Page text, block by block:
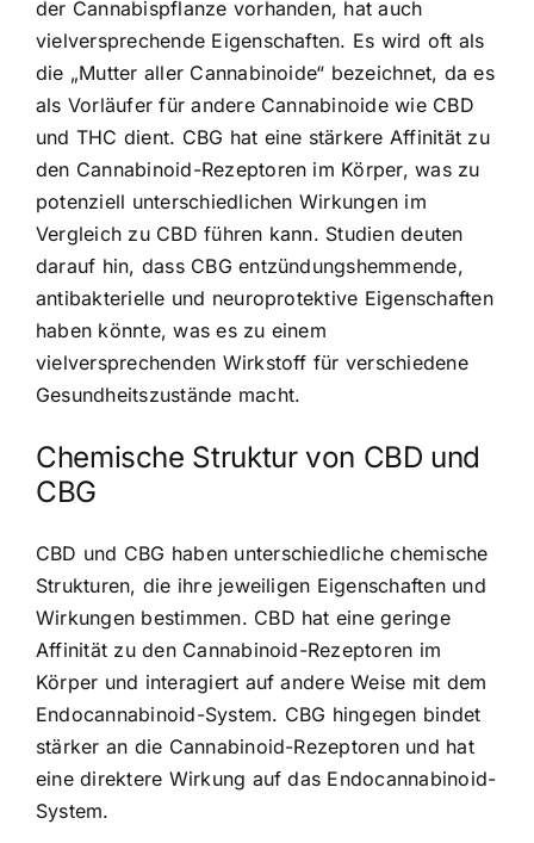
der Cannabispflanze vorhanden, hat auch
vielversprechende Eigenschaften. Es wird oft als
die „Mutter aller Cannabinoide“ bezeichnet, da es
als Vorläufer für andere Cannabinoide wie CBD
und THC dient. CBG hat eine stärkere Affinität zu
den Cannabinoid-Rezeptoren im Körper, was zu
potenziell unterschiedlichen Wirkungen im
Vergleich zu CBD führen kann. Studien deuten
darauf hin, dass CBG entzündungshemmende,
antibakterielle und neuroprotektive Eigenschaften
haben könnte, was es zu einem
vielversprechenden Wirkstoff für verschiedene
Gesundheitszustände macht.
Chemische Struktur von CBD und
CBG
CBD und CBG haben unterschiedliche chemische
Strukturen, die ihre jeweiligen Eigenschaften und
Wirkungen bestimmen. CBD hat eine geringe
Affinität zu den Cannabinoid-Rezeptoren im
Körper und interagiert auf andere Weise mit dem
Endocannabinoid-System. CBG hingegen bindet
stärker an die Cannabinoid-Rezeptoren und hat
eine direktere Wirkung auf das Endocannabinoid-
System.